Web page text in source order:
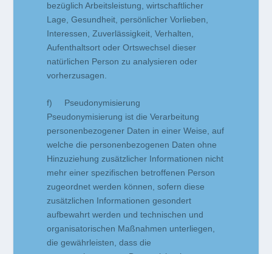
bezüglich Arbeitsleistung, wirtschaftlicher
Lage, Gesundheit, persönlicher Vorlieben,
Interessen, Zuverlässigkeit, Verhalten,
Aufenthaltsort oder Ortswechsel dieser
natürlichen Person zu analysieren oder
vorherzusagen.
f) Pseudonymisierung
Pseudonymisierung ist die Verarbeitung
personenbezogener Daten in einer Weise, auf
welche die personenbezogenen Daten ohne
Hinzuziehung zusätzlicher Informationen nicht
mehr einer spezifischen betroffenen Person
zugeordnet werden können, sofern diese
zusätzlichen Informationen gesondert
aufbewahrt werden und technischen und
organisatorischen Maßnahmen unterliegen,
die gewährleisten, dass die